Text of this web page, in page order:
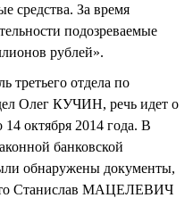
средства. За время
подозреваемые
рублей».
третьего отдела по
Олег КУЧИН, речь идет о
14 октября 2014 года. В
банковской
обнаружены документы,
Станислав МАЦЕЛЕВИЧ